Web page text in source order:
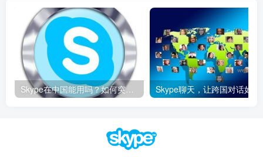
Skype在中国能用吗？如何突破限制畅享全球通话